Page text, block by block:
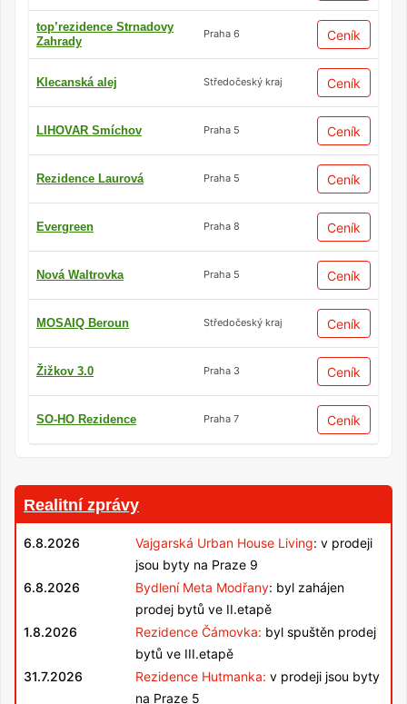
top’rezidence Strnadovy
Zahrady
Praha 6 Ceník
Klecanská alej Středočeský kraj Ceník
LIHOVAR Smíchov Praha 5 Ceník
Rezidence Laurová Praha 5 Ceník
Evergreen Praha 8 Ceník
Nová Waltrovka Praha 5 Ceník
MOSAIQ Beroun Středočeský kraj Ceník
Žižkov 3.0 Praha 3 Ceník
SO-HO Rezidence Praha 7 Ceník
Realitní zprávy
6.8.2026 Vajgarská Urban House Living: v prodeji
jsou byty na Praze 9
6.8.2026
Bydlení Meta Modřany: byl zahájen
prodej bytů ve II.etapě
1.8.2026
Rezidence Čámovka: byl spuštěn prodej
bytů ve III.etapě
31.7.2026
Rezidence Hutmanka: v prodeji jsou byty
na Praze 5